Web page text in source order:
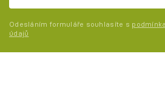
Odesláním formuláře souhlasíte s
údajů